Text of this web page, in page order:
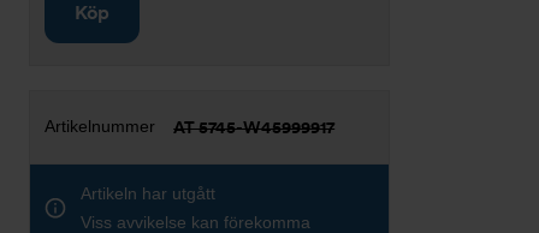
Köp
AT 5745-W45999917
Artikeln har utgått
Viss avvikelse kan förekomma